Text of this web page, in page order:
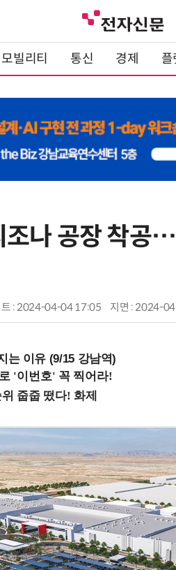
모빌리티 통신 경제
조나 공장 착공
트 : 2024-04-04 17:05 지면 :2024-
는 이유 (9/15 강남역)